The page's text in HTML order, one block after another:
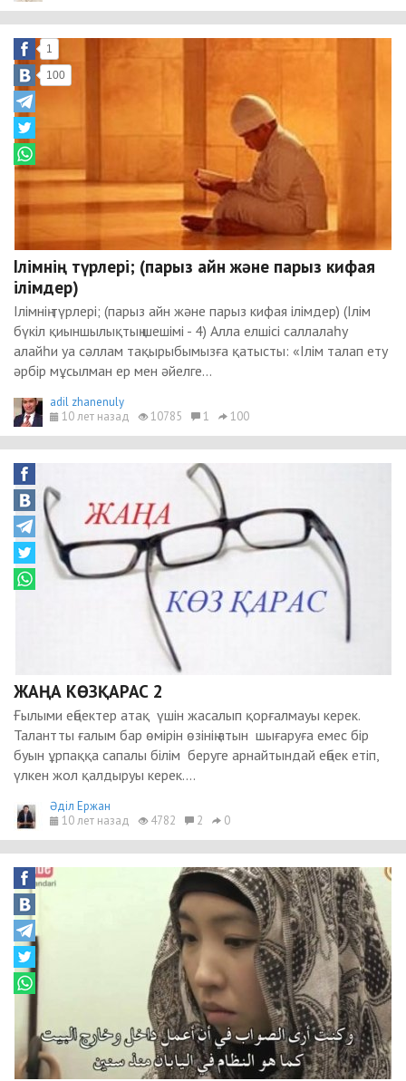
1
100
Ілімнің түрлері; (парыз айн және парыз кифая
ілімдер)
Ілімнің түрлері; (парыз айн және парыз кифая ілімдер) (Ілім
бүкіл қиыншылықтың шешімі - 4) Алла елшісі саллалаһу
алайһи уа сәллам тақырыбымызға қатысты: «Ілім талап ету
әрбір мұсылман ер мен әйелге...
adil zhanenuly
10 лет назад
10785 1 100
ЖАҢА КӨЗҚАРАС 2
Ғылыми еңбектер атақ үшін жасалып қорғалмауы керек.
Талантты ғалым бар өмірін өзінің атын шығаруға емес бір
буын ұрпаққа сапалы білім беруге арнайтындай еңбек етіп,
үлкен жол қалдыруы керек....
Әділ Ержан
10 лет назад
4782 2 0